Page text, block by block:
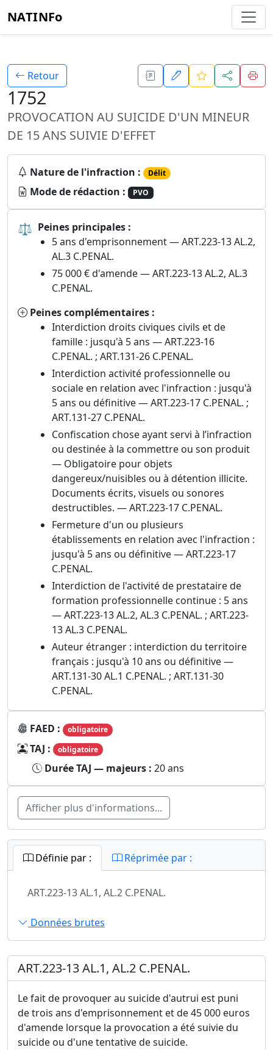
NATINFo
Retour
1752
PROVOCATION AU SUICIDE D'UN MINEUR
DE 15 ANS SUIVIE D'EFFET
Nature de l'infraction : Délit
Mode de rédaction : PVO
⚖ Peines principales :
5 ans d'emprisonnement — ART.223-13 AL.2,
AL.3 C.PENAL.
75 000 € d'amende — ART.223-13 AL.2, AL.3
C.PENAL.
Peines complémentaires :
Interdiction droits civiques civils et de
famille : jusqu'à 5 ans — ART.223-16
C.PENAL. ; ART.131-26 C.PENAL.
Interdiction activité professionnelle ou
sociale en relation avec l'infraction : jusqu'à
5 ans ou définitive — ART.223-17 C.PENAL. ;
ART.131-27 C.PENAL.
Confiscation chose ayant servi à l’infraction
ou destinée à la commettre ou son produit
— Obligatoire pour objets
dangereux/nuisibles ou à détention illicite.
Documents écrits, visuels ou sonores
destructibles. — ART.223-17 C.PENAL.
Fermeture d'un ou plusieurs
établissements en relation avec l'infraction :
jusqu'à 5 ans ou définitive — ART.223-17
C.PENAL.
Interdiction de l'activité de prestataire de
formation professionnelle continue : 5 ans
— ART.223-13 AL.2, AL.3 C.PENAL. ; ART.223-
13 AL.3 C.PENAL.
Auteur étranger : interdiction du territoire
français : jusqu'à 10 ans ou définitive —
ART.131-30 AL.1 C.PENAL. ; ART.131-30
C.PENAL.
FAED : obligatoire
TAJ : obligatoire
Durée TAJ — majeurs : 20 ans
Afficher plus d'informations...
Définie par : Réprimée par :
ART.223-13 AL.1, AL.2 C.PENAL.
Données brutes
ART.223-13 AL.1, AL.2 C.PENAL.
Le fait de provoquer au suicide d'autrui est puni
de trois ans d'emprisonnement et de 45 000 euros
d'amende lorsque la provocation a été suivie du
suicide ou d'une tentative de suicide.